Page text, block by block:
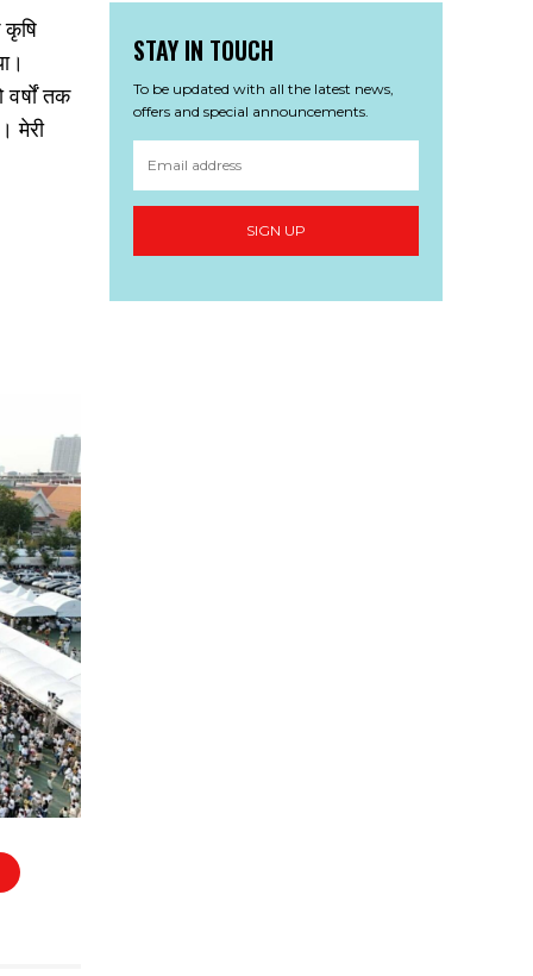
तक
मेरी
STAY IN TOUCH
To be updated with all the latest news,
offers and special announcements.
SIGN UP